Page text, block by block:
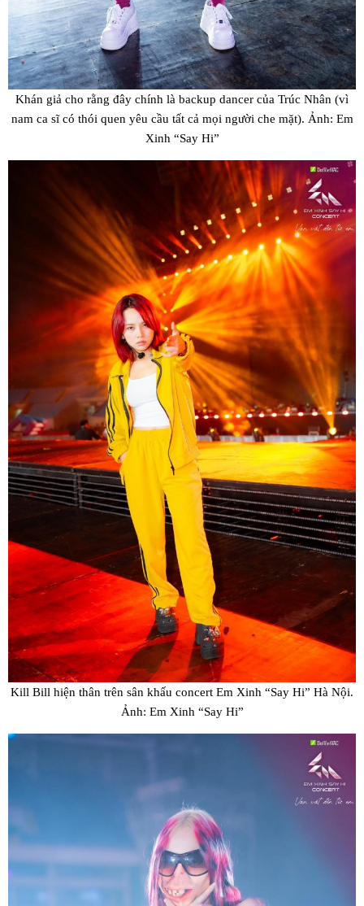
Khán giả cho rằng đây chính là backup dancer của Trúc Nhân (vì
nam ca sĩ có thói quen yêu cầu tất cả mọi người che mặt). Ảnh: Em
Xinh “Say Hi”
Kill Bill hiện thân trên sân khấu concert Em Xinh “Say Hi” Hà Nội.
Ảnh: Em Xinh “Say Hi”